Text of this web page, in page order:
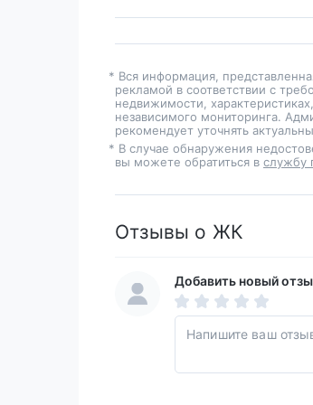
* Вся информация,
рекламой в соответствии с
недвижимости,
независимого мониторинга.
рекомендует уточнять
* В случае обнаружения
вы можете обратиться в службу
Отзывы о ЖК
Добавить новый